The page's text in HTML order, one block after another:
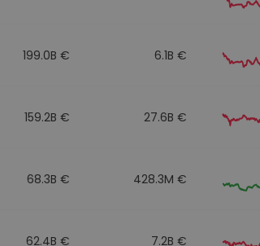
199.0B € 6.1B €
159.2B € 27.6B €
68.3B € 428.3M €
62.4B € 7.2B €